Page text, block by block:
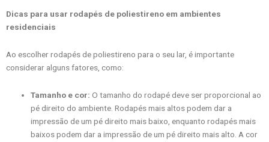
Dicas para usar rodapés de poliestireno em ambientes
residenciais
Ao escolher rodapés de poliestireno para o seu lar, é importante
considerar alguns fatores, como:
Tamanho e cor: O tamanho do rodapé deve ser proporcional ao
pé direito do ambiente. Rodapés mais altos podem dar a
impressão de um pé direito mais baixo, enquanto rodapés mais
baixos podem dar a impressão de um pé direito mais alto. A cor